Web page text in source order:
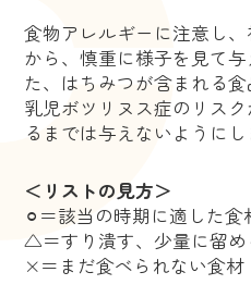
食物アレルギーに注意し
から、慎重に様子を見て
た、はちみつが含まれる食
乳児ボツリヌス症のリス
るまでは与えないようにし
＜リストの見方＞
⚪︎＝該当の時期に適した食
△＝すり潰す、少量に留
×＝まだ食べられない食材